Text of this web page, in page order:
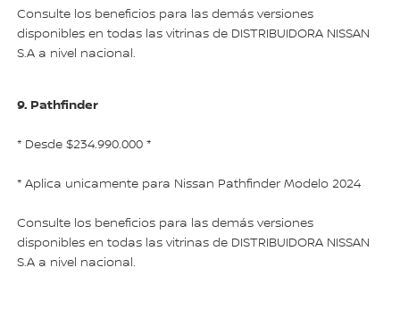
Consulte los beneficios para las demás versiones
disponibles en todas las vitrinas de DISTRIBUIDORA NISSAN
S.A a nivel nacional.
9. Pathfinder
* Desde $234.990.000 *
* Aplica unicamente para Nissan Pathfinder Modelo 2024
Consulte los beneficios para las demás versiones
disponibles en todas las vitrinas de DISTRIBUIDORA NISSAN
S.A a nivel nacional.